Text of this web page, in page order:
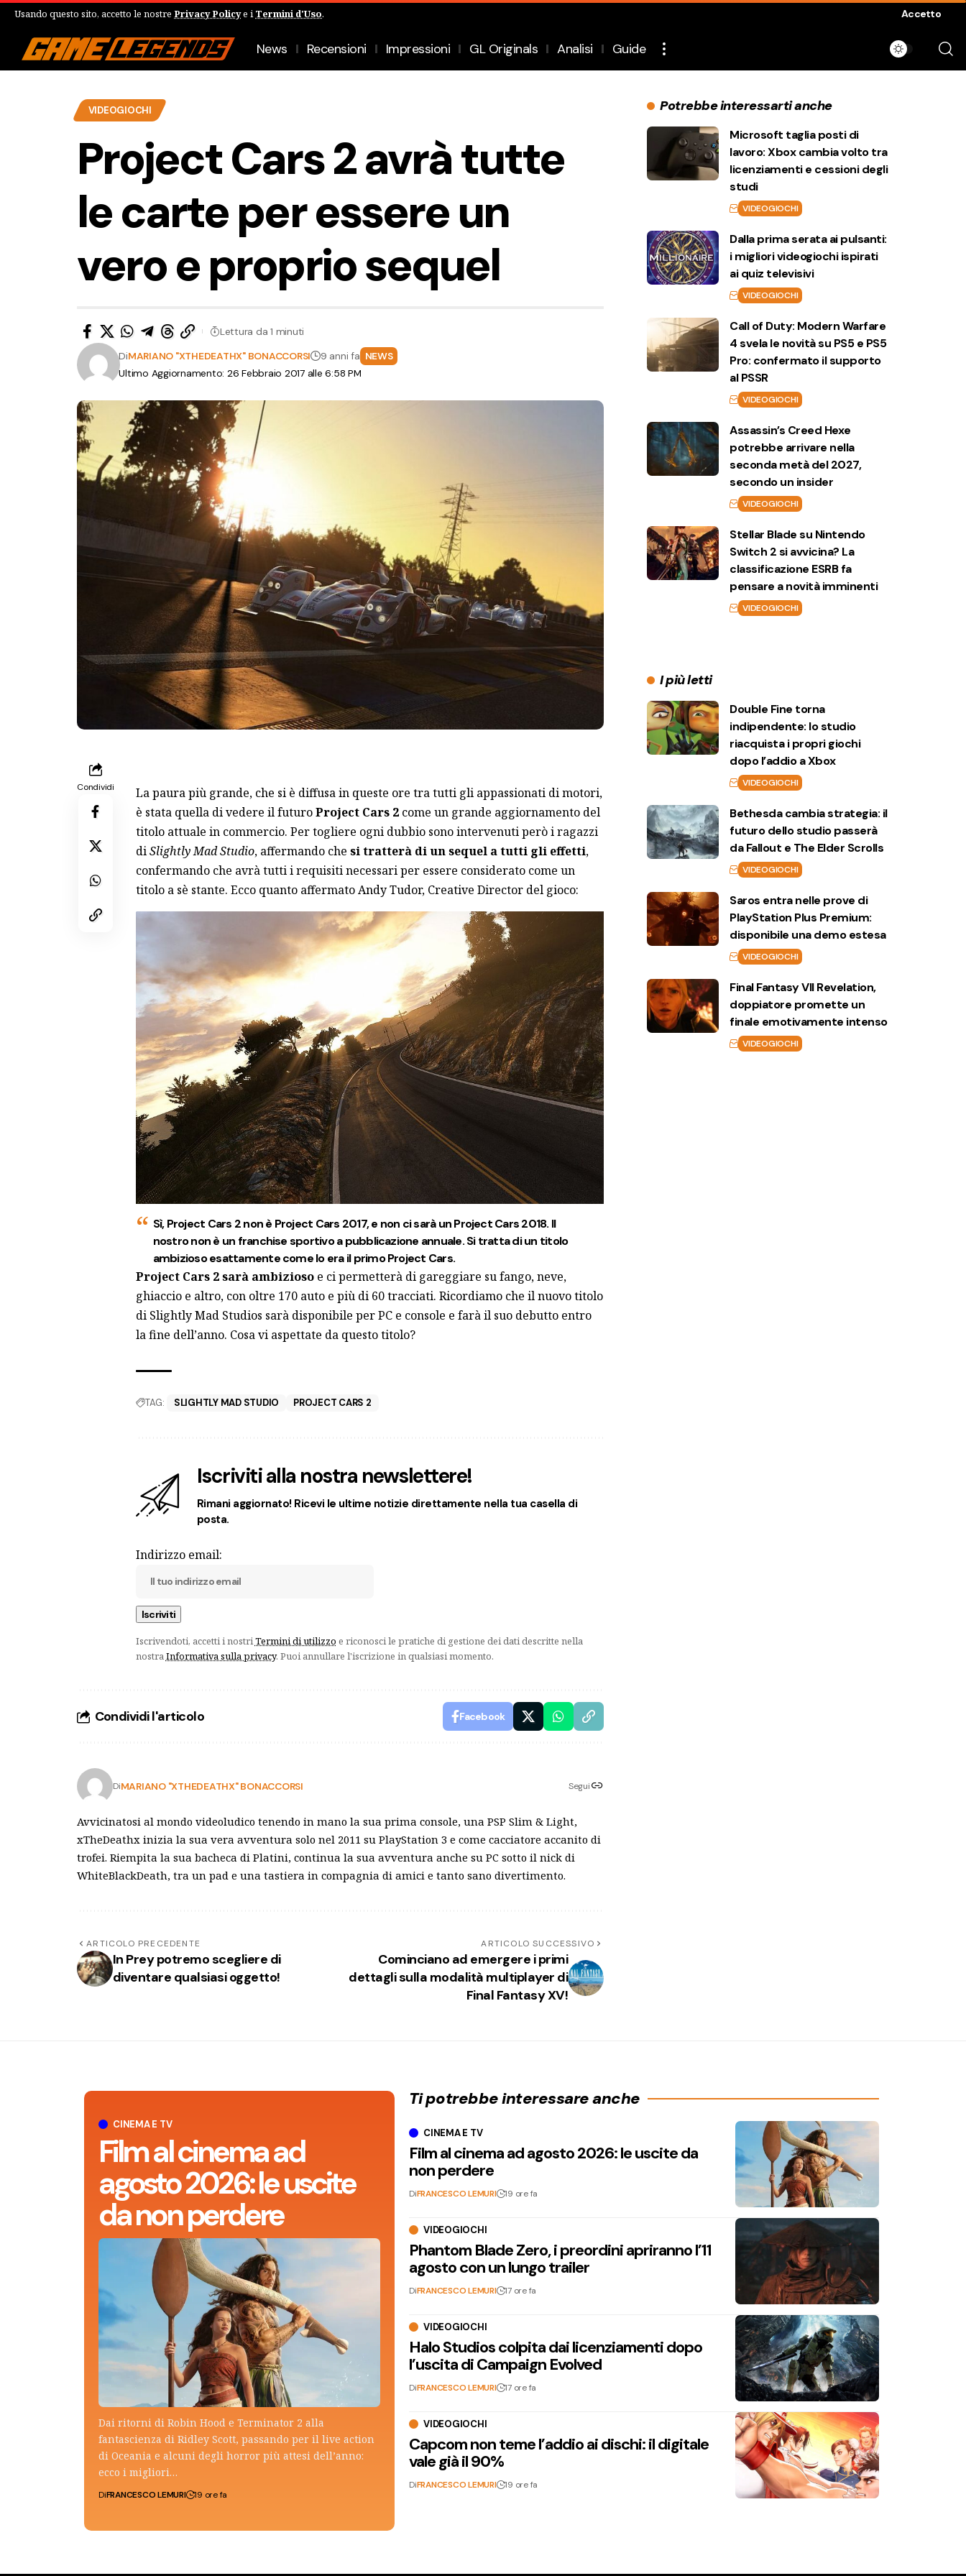
Usando questo sito, accetto le nostre Privacy Policye i Termini d'Uso. Accetto
News Recensioni Impressioni GL Originals Analisi Guide
VIDEOGIOCHI
Project Cars 2 avrà tutte
le carte per essere un
vero e proprio sequel
Ultimo Aggiornamento: 26 Febbraio 2017 alle 6:58 PM
DiMARIANO "XTHEDEATHX" BONACCORSI 9 anni fa NEWS
Lettura da 1 minuti
Condividi
La paura più grande, che si è diffusa in queste ore tra tutti gli appassionati di motori,
è stata quella di vedere il futuroProject Cars 2come un grande aggiornamento del
titolo attuale in commercio. Per togliere ogni dubbio sono intervenuti però i ragazzi
diSlightly Mad Studio, affermando che si tratterà di un sequel a tutti gli effetti,
confermando che avrà tutti i requisiti necessari per essere considerato come un
titolo a sè stante. Ecco quanto affermato Andy Tudor, Creative Director del gioco:
Sì, Project Cars 2 non è Project Cars 2017, e non ci sarà un Project Cars 2018. Il
nostro non è un franchise sportivo a pubblicazione annuale. Si tratta di un titolo
ambizioso esattamente come lo era il primo Project Cars.
Project Cars 2 sarà ambiziosoe ci permetterà di gareggiare su fango, neve,
ghiaccio e altro, con oltre 170 auto e più di 60 tracciati. Ricordiamo che il nuovo titolo
di Slightly Mad Studios sarà disponibile per PC e console e farà il suo debutto entro
la fine dell’anno. Cosa vi aspettate da questo titolo?
TAG: SLIGHTLY MAD STUDIO PROJECT CARS 2
Iscriviti alla nostra newslettere!
Rimani aggiornato! Ricevi le ultime notizie direttamente nella tua casella di
posta.
Indirizzo email:
Iscrivendoti, accetti i nostriTermini di utilizzo e riconosci le pratiche di gestione dei dati descritte nella
nostraInformativa sulla privacy. Puoi annullare l'iscrizione in qualsiasi momento.
Condividi l'articolo Facebook
DiMARIANO "XTHEDEATHX" BONACCORSI Segui
Avvicinatosi al mondo videoludico tenendo in mano la sua prima console, una PSP Slim & Light,
xTheDeathx inizia la sua vera avventura solo nel 2011 su PlayStation 3 e come cacciatore accanito di
trofei. Riempita la sua bacheca di Platini, continua la sua avventura anche su PC sotto il nick di
WhiteBlackDeath, tra un pad e una tastiera in compagnia di amici e tanto sano divertimento.
ARTICOLO PRECEDENTE
In Prey potremo scegliere di
diventare qualsiasi oggetto!
ARTICOLO SUCCESSIVO
Cominciano ad emergere i primi
dettagli sulla modalità multiplayer di
Final Fantasy XV!
Potrebbe interessarti anche
Microsoft taglia posti di
lavoro: Xbox cambia volto tra
licenziamenti e cessioni degli
studi
VIDEOGIOCHI
Dalla prima serata ai pulsanti:
i migliori videogiochi ispirati
ai quiz televisivi
VIDEOGIOCHI
Call of Duty: Modern Warfare
4 svela le novità su PS5 e PS5
Pro: confermato il supporto
al PSSR
VIDEOGIOCHI
Assassin’s Creed Hexe
potrebbe arrivare nella
seconda metà del 2027,
secondo un insider
VIDEOGIOCHI
Stellar Blade su Nintendo
Switch 2 si avvicina? La
classificazione ESRB fa
pensare a novità imminenti
VIDEOGIOCHI
I più letti
Double Fine torna
indipendente: lo studio
riacquista i propri giochi
dopo l’addio a Xbox
VIDEOGIOCHI
Bethesda cambia strategia: il
futuro dello studio passerà
da Fallout e The Elder Scrolls
VIDEOGIOCHI
Saros entra nelle prove di
PlayStation Plus Premium:
disponibile una demo estesa
VIDEOGIOCHI
Final Fantasy VII Revelation,
doppiatore promette un
finale emotivamente intenso
VIDEOGIOCHI
CINEMA E TV
Film al cinema ad
agosto 2026: le uscite
da non perdere
Dai ritorni di Robin Hood e Terminator 2 alla
fantascienza di Ridley Scott, passando per il live action
di Oceania e alcuni degli horror più attesi dell’anno:
ecco i migliori…
DiFRANCESCO LEMURI 19 ore fa
Ti potrebbe interessare anche
CINEMA E TV
Film al cinema ad agosto 2026: le uscite da
non perdere
DiFRANCESCO LEMURI 19 ore fa
VIDEOGIOCHI
Phantom Blade Zero, i preordini apriranno l’11
agosto con un lungo trailer
DiFRANCESCO LEMURI 17 ore fa
VIDEOGIOCHI
Halo Studios colpita dai licenziamenti dopo
l’uscita di Campaign Evolved
DiFRANCESCO LEMURI 17 ore fa
VIDEOGIOCHI
Capcom non teme l’addio ai dischi: il digitale
vale già il 90%
DiFRANCESCO LEMURI 19 ore fa